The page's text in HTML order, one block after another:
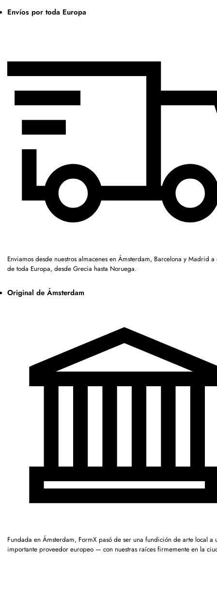
Envíos por toda Europa
Enviamos desde nuestros almacenes en Ámsterdam, Barcelona y Madrid a
de toda Europa, desde Grecia hasta Noruega.
Original de Ámsterdam
Fundada en Ámsterdam, FormX pasó de ser una fundición de arte local a
importante proveedor europeo — con nuestras raíces firmemente en la